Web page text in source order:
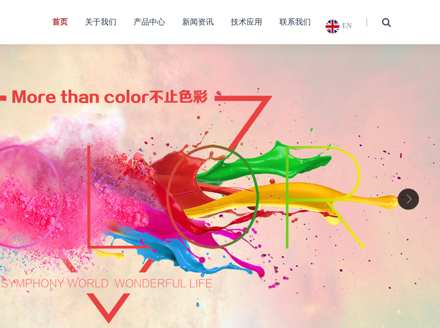
首页 关于我们 产品中心 新闻资讯 技术应用 联系我们 EN